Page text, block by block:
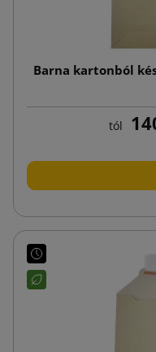
Barna kartonból
tól